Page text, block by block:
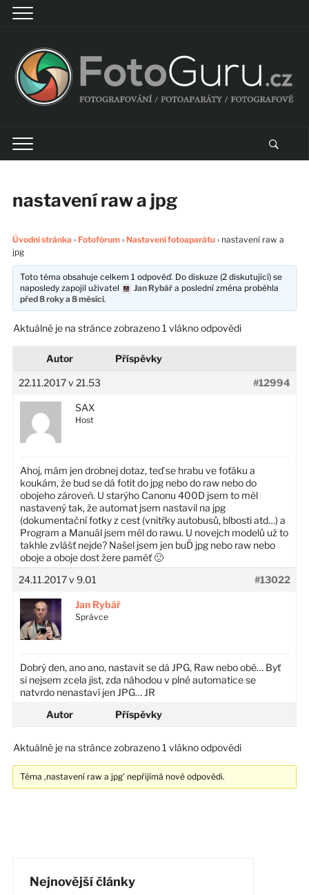
nastavení raw a jpg
Úvodní stránka › Fotofórum › Nastavení fotoaparátu › nastavení raw a
jpg
Toto téma obsahuje celkem 1 odpověď. Do diskuze (2 diskutující) se
naposledy zapojil uživatel
Jan Rybář a poslední změna proběhla
před 8 roky a 8 měsíci.
Aktuálně je na stránce zobrazeno 1 vlákno odpovědi
Autor Příspěvky
22.11.2017 v 21.53 #12994
SAX
Host
Ahoj, mám jen drobnej dotaz, teď se hrabu ve foťáku a
koukám, že bud se dá fotit do jpg nebo do raw nebo do
obojeho zároveň. U starýho Canonu 400D jsem to měl
nastavený tak, že automat jsem nastavil na jpg
(dokumentační fotky z cest (vnitřky autobusů, blbosti atd…) a
Program a Manuál jsem měl do rawu. U novejch modelů už to
takhle zvlášť nejde? Našel jsem jen buĎ jpg nebo raw nebo
oboje a oboje dost žere paměť 🙁
24.11.2017 v 9.01
#13022
Jan Rybář
Správce
Dobrý den, ano ano, nastavit se dá JPG, Raw nebo obé… Byť
si nejsem zcela jist, zda náhodou v plné automatice se
natvrdo nenastaví jen JPG… JR
Autor
Příspěvky
Aktuálně je na stránce zobrazeno 1 vlákno odpovědi
Téma ‚nastavení raw a jpg’ nepřijímá nové odpovědi.
Nejnovější články